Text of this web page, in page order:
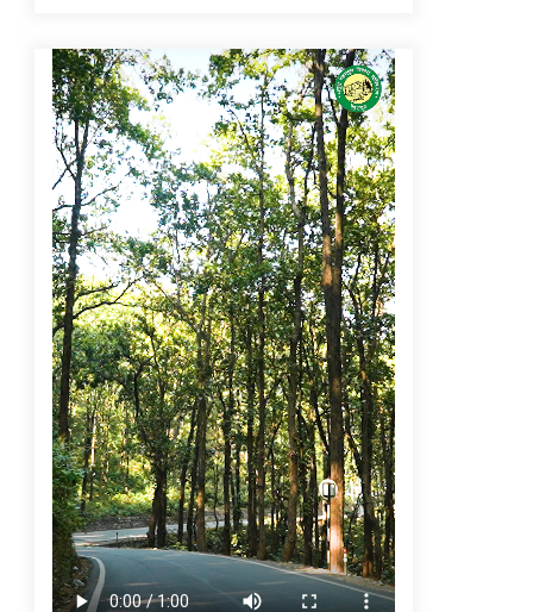
Thought Of The Day 16 May
May 16, 2022
Thought Of The Day 12 May
May 12, 2022
Thought Of The Day 9 May
May 9, 2022